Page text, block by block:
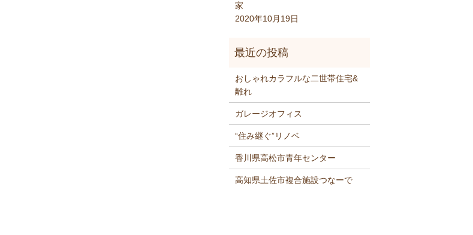
家
2020年10月19日
おしゃれカラフルな二世帯住宅&
離れ
ガレージオフィス
“住み継ぐ”リノベ
香川県高松市青年センター
高知県土佐市複合施設つなーで